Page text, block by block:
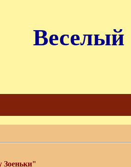
Веселый
Зоеньки"